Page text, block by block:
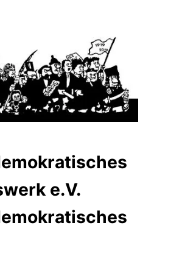
e.V.